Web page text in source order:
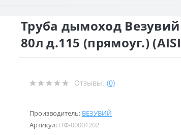
Труба дымоход Везувий
80л д.115 (прямоуг.)
Отзывы: (0)
Производитель: ВЕЗУВИЙ
Артикул: НФ-00001202